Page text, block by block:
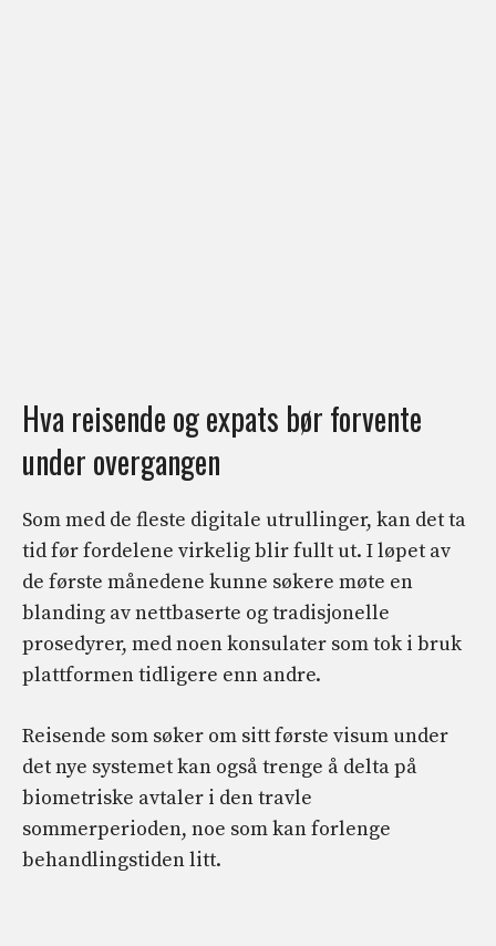
Hva reisende og expats bør forvente
under overgangen
Som med de fleste digitale utrullinger, kan det ta
tid før fordelene virkelig blir fullt ut. I løpet av
de første månedene kunne søkere møte en
blanding av nettbaserte og tradisjonelle
prosedyrer, med noen konsulater som tok i bruk
plattformen tidligere enn andre.
Reisende som søker om sitt første visum under
det nye systemet kan også trenge å delta på
biometriske avtaler i den travle
sommerperioden, noe som kan forlenge
behandlingstiden litt.